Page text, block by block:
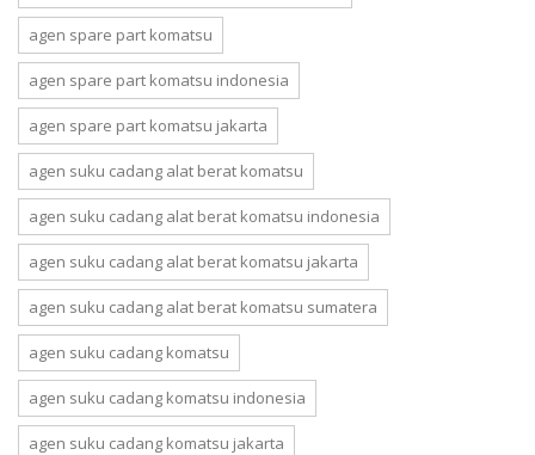
agen spare part komatsu
agen spare part komatsu indonesia
agen spare part komatsu jakarta
agen suku cadang alat berat komatsu
agen suku cadang alat berat komatsu indonesia
agen suku cadang alat berat komatsu jakarta
agen suku cadang alat berat komatsu sumatera
agen suku cadang komatsu
agen suku cadang komatsu indonesia
agen suku cadang komatsu jakarta